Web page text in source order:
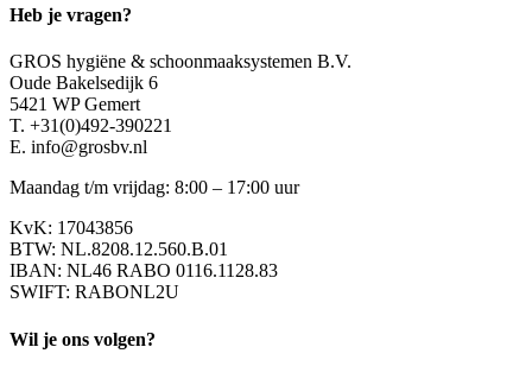
Heb je vragen?
GROS hygiëne & schoonmaaksystemen B.V.
Oude Bakelsedijk 6
5421 WP Gemert
T. +31(0)492-390221
E. info@grosbv.nl
Maandag t/m vrijdag: 8:00 – 17:00 uur
KvK: 17043856
BTW: NL.8208.12.560.B.01
IBAN: NL46 RABO 0116.1128.83
SWIFT: RABONL2U
Wil je ons volgen?